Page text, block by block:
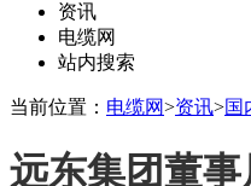
资讯
电缆网
站内搜索
当前位置： 电缆网>资讯>国
远东集团董